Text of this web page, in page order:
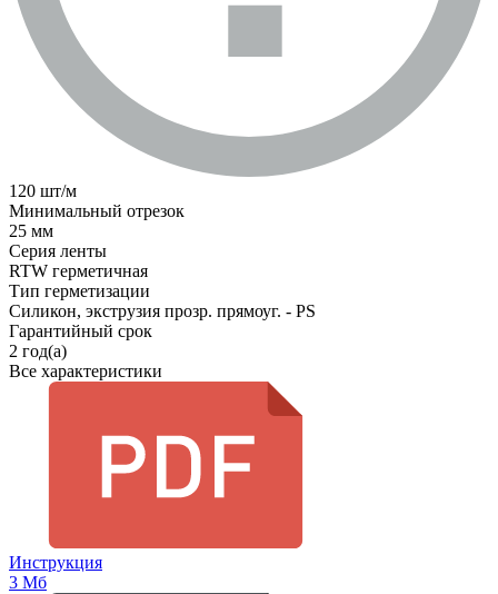
120 шт/м
Минимальный отрезок
25 мм
Серия ленты
RTW герметичная
Тип герметизации
Силикон, экструзия прозр. прямоуг. - PS
Гарантийный срок
2 год(а)
Все характеристики
Инструкция
3 Мб